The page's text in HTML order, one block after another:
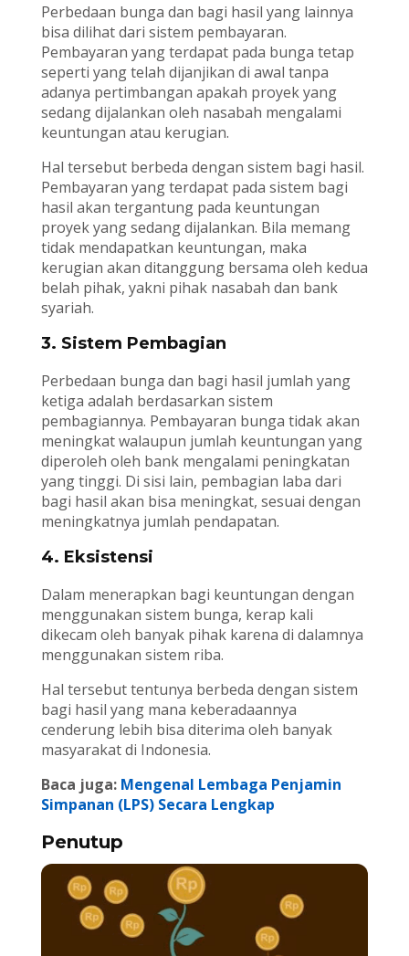
Perbedaan bunga dan bagi hasil yang lainnya
bisa dilihat dari sistem pembayaran.
Pembayaran yang terdapat pada bunga tetap
seperti yang telah dijanjikan di awal tanpa
adanya pertimbangan apakah proyek yang
sedang dijalankan oleh nasabah mengalami
keuntungan atau kerugian.
Hal tersebut berbeda dengan sistem bagi hasil.
Pembayaran yang terdapat pada sistem bagi
hasil akan tergantung pada keuntungan
proyek yang sedang dijalankan. Bila memang
tidak mendapatkan keuntungan, maka
kerugian akan ditanggung bersama oleh kedua
belah pihak, yakni pihak nasabah dan bank
syariah.
3. Sistem Pembagian
Perbedaan bunga dan bagi hasil jumlah yang
ketiga adalah berdasarkan sistem
pembagiannya. Pembayaran bunga tidak akan
meningkat walaupun jumlah keuntungan yang
diperoleh oleh bank mengalami peningkatan
yang tinggi. Di sisi lain, pembagian laba dari
bagi hasil akan bisa meningkat, sesuai dengan
meningkatnya jumlah pendapatan.
4. Eksistensi
Dalam menerapkan bagi keuntungan dengan
menggunakan sistem bunga, kerap kali
dikecam oleh banyak pihak karena di dalamnya
menggunakan sistem riba.
Hal tersebut tentunya berbeda dengan sistem
bagi hasil yang mana keberadaannya
cenderung lebih bisa diterima oleh banyak
masyarakat di Indonesia.
Baca juga: Mengenal Lembaga Penjamin
Simpanan (LPS) Secara Lengkap
Penutup